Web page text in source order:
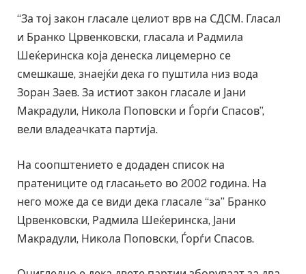
“За тој закон гласале целиот врв на СДСМ. Гласал
и Бранко Црвенковски, гласала и Радмила
Шеќеринска која денеска лицемерно се
смешкаше, знаејќи дека го пуштила низ вода
Зоран Заев. За истиот закон гласале и Јани
Макрадули, Никола Поповски и Ѓорѓи Спасов”,
вели владеачката партија.
На соопштението е додаден список на
пратениците од гласањето во 2002 година. На
него може да се види дека гласале “за” Бранко
Црвенковски, Радмила Шеќеринска, Јани
Макрадули, Никола Поповски, Ѓорѓи Спасов.